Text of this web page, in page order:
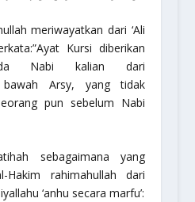
meriwayatkan dari ‘Ali
Kursi diberikan
Nabi kalian dari
bawah Arsy, yang tidak
pun sebelum Nabi
sebagaimana yang
Hakim rahimahullah dari
‘anhu secara marfu’: